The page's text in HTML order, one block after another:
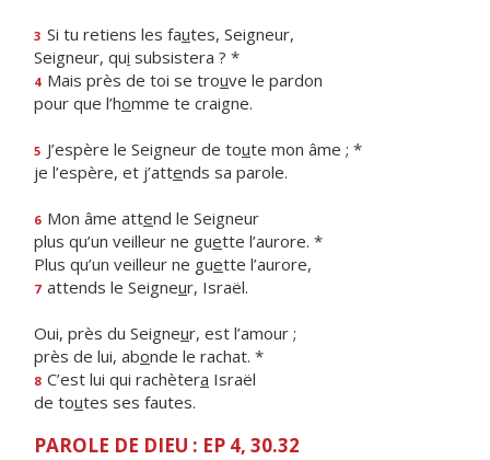
3 Si tu retiens les fautes, Seigneur,
Seigneur, qui subsistera ? *
4 Mais près de toi se trouve le pardon
pour que l’homme te craigne.
5 J’espère le Seigneur de toute mon âme ; *
je l’espère, et j’attends sa parole.
6 Mon âme attend le Seigneur
plus qu’un veilleur ne guette l’aurore. *
Plus qu’un veilleur ne guette l’aurore,
7 attends le Seigneur, Israël.
Oui, près du Seigneur, est l’amour ;
près de lui, abonde le rachat. *
8 C’est lui qui rachètera Israël
de toutes ses fautes.
PAROLE DE DIEU : EP 4, 30.32